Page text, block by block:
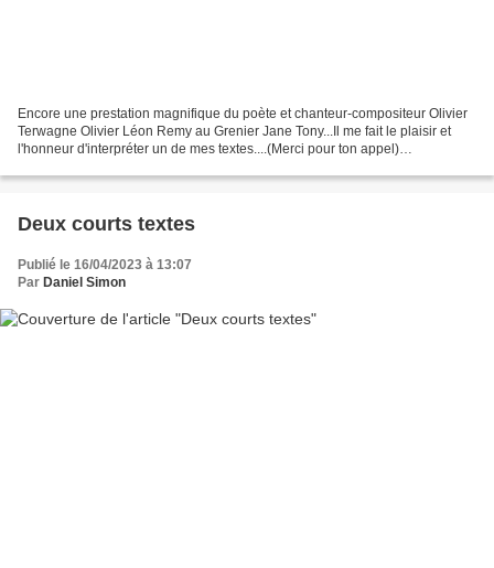
Encore une prestation magnifique du poète et chanteur-compositeur Olivier
Terwagne Olivier Léon Remy au Grenier Jane Tony...Il me fait le plaisir et
l'honneur d'interpréter un de mes textes....(Merci pour ton appel)
Deux courts textes
Publié le 16/04/2023 à 13:07
Par Daniel Simon